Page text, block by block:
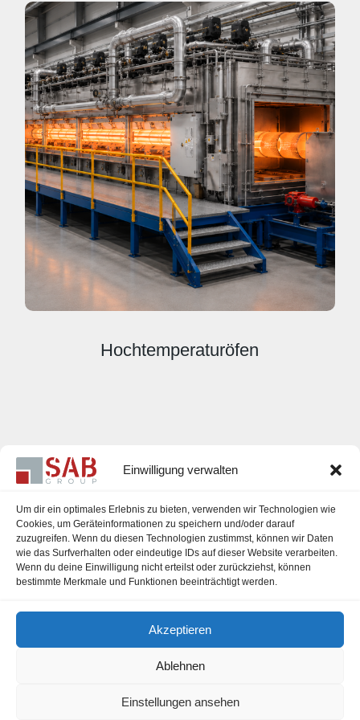
Einwilligung verwalten
Um dir ein optimales Erlebnis zu bieten, verwenden wir Technologien wie
Cookies, um Geräteinformationen zu speichern und/oder darauf
zuzugreifen. Wenn du diesen Technologien zustimmst, können wir Daten
wie das Surfverhalten oder eindeutige IDs auf dieser Website verarbeiten.
Wenn du deine Einwilligung nicht erteilst oder zurückziehst, können
bestimmte Merkmale und Funktionen beeinträchtigt werden.
Akzeptieren
Ablehnen
Einstellungen ansehen
Hochtemperaturöfen
Karriere
Impressum
Datenschutzerklärung
Cookie-Richtlinie (EU)
office@sab-group.com